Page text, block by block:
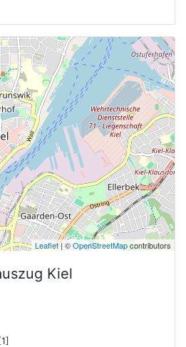
Leaflet| ©OpenStreetMapcontributors
Kiel